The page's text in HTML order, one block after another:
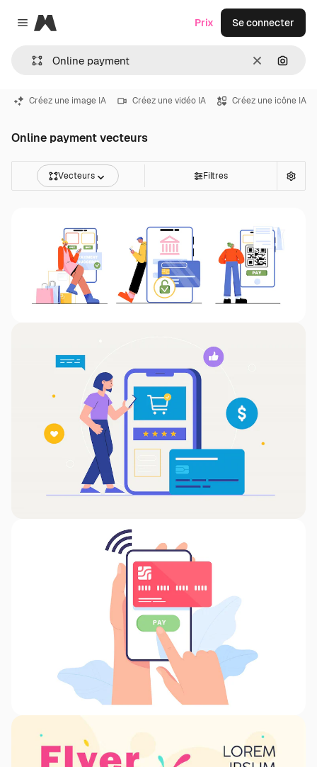
Close menu
Magnific
Effacer
Prix Se connecter
Créez une image IA Créez une vidéo IA Créez une icône IA
Online payment vecteurs
Vecteurs Filtres